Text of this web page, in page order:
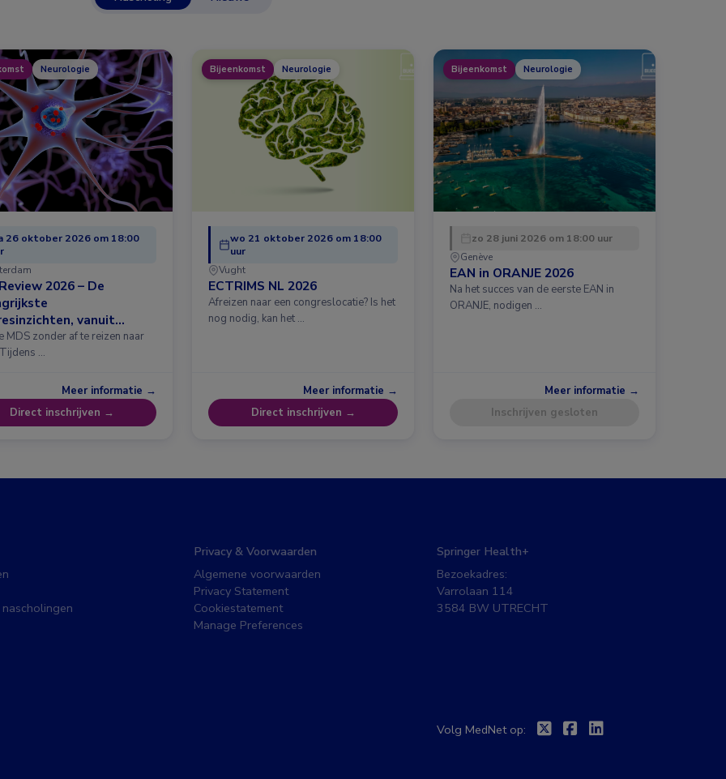
Neurologie
26 oktober 2026 om 18:00
2026 – De
vanuit
MDS zonder af te reizen naar
…
Meer informatie →
Direct inschrijven →
Bijeenkomst Neurologie
wo 21 oktober 2026 om 18:00
uur
Vught
ECTRIMS NL 2026
Afreizen naar een congreslocatie? Is het
nog nodig, kan het …
Meer informatie →
Direct inschrijven →
Bijeenkomst Neurologie
zo 28 juni 2026 om 18:00 uur
Genève
EAN in ORANJE 2026
Na het succes van de eerste EAN in
ORANJE, nodigen …
Meer informatie →
Inschrijven gesloten
Privacy & Voorwaarden
Algemene voorwaarden
Privacy Statement
Cookiestatement
Manage Preferences
Springer Health+
Bezoekadres:
Varrolaan 114
3584 BW UTRECHT
Volg MedNet op: TwitterFacebook
Linkedin